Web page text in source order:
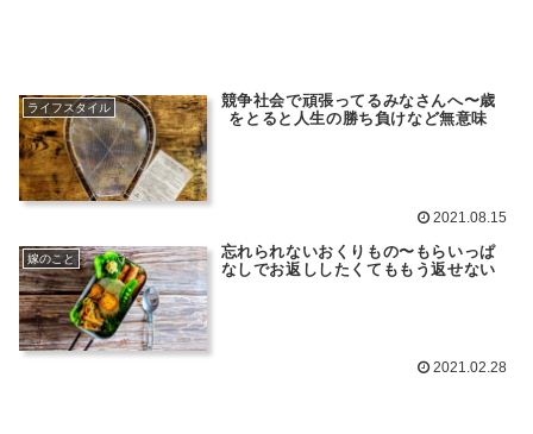
ライフスタイル
競争社会で頑張ってるみなさんへ〜歳
をとると人生の勝ち負けなど無意味
2021.08.15
嫁のこと
忘れられないおくりもの〜もらいっぱ
なしでお返ししたくてももう返せない
2021.02.28